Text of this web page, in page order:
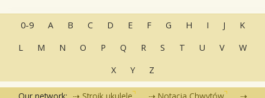
0-9 A B C D E F G H I J
K
L
M N O P Q R S T U V
W
X
Y Z